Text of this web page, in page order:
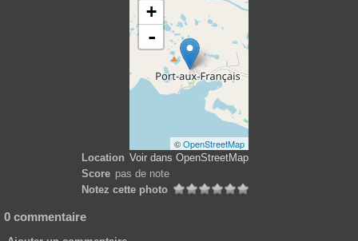
Location
+
-
©OpenStreetMap
Voir dans OpenStreetMap
Score pas de note
Notez cette photo
0 commentaire